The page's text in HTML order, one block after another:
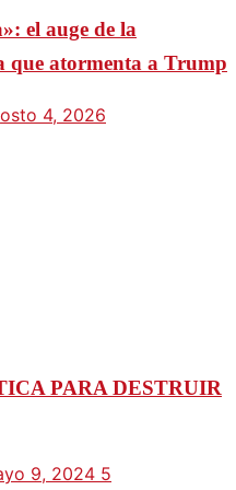
el auge de la
que atormenta a Trump
4, 2026
PARA DESTRUIR
9, 2024 5